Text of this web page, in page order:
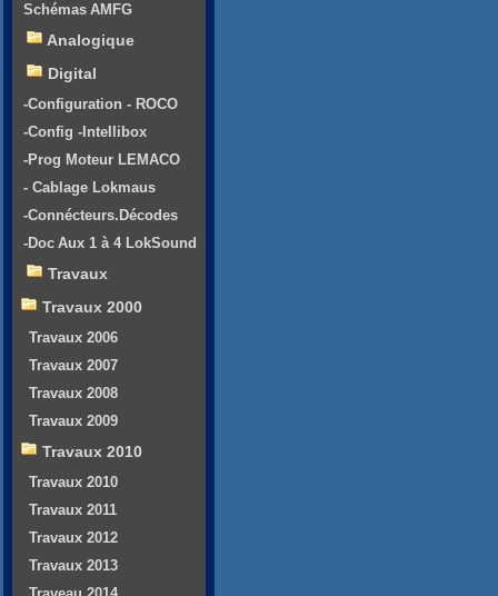
Schémas AMFG
Analogique
Digital
-Configuration - ROCO
-Config -Intellibox
-Prog Moteur LEMACO
- Cablage Lokmaus
-Connécteurs.Décodes
-Doc Aux 1 à 4 LokSound
Travaux
Travaux 2000
Travaux 2006
Travaux 2007
Travaux 2008
Travaux 2009
Travaux 2010
Travaux 2010
Travaux 2011
Travaux 2012
Travaux 2013